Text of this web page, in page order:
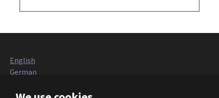
English
German
French